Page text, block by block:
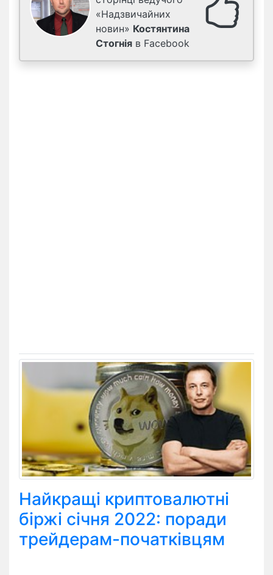
«Надзвичайних
новин» Костянтина
Стогнія в Facebook
Найкращі криптовалютні
біржі січня 2022: поради
трейдерам-початківцям